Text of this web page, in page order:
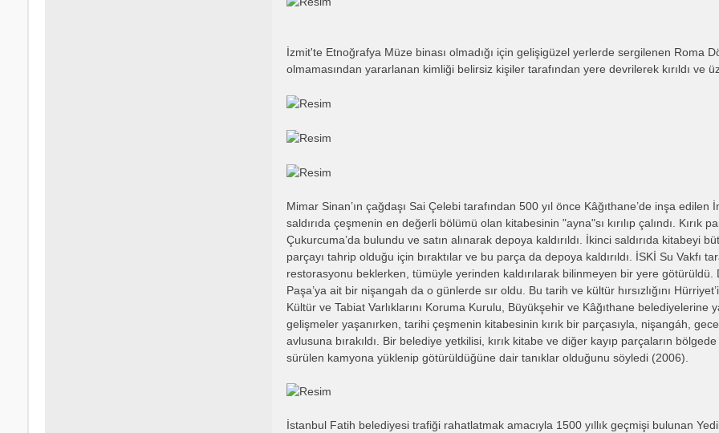
İzmit'te Etnoğrafya Müze binası olmadığı için gelişigüzel yerlerde sergilenen Roma
olmamasından yararlanan kimliği belirsiz kişiler tarafından yere devrilerek kırıldı ve
Mimar Sinan’ın çağdaşı Sai Çelebi tarafından 500 yıl önce Kâğıthane’de inşa
saldırıda çeşmenin en değerli bölümü olan kitabesinin "ayna"sı kırılıp çalındı. Kırık
Çukurcuma’da bulundu ve satın alınarak depoya kaldırıldı. İkinci saldırıda kitabeyi
parçayı tahrip olduğu için bıraktılar ve bu parça da depoya kaldırıldı. İSKİ Su Vakfı
restorasyonu beklerken, tümüyle yerinden kaldırılarak bilinmeyen bir yere götürüldü.
Paşa’ya ait bir nişangah da o günlerde sır oldu. Bu tarih ve kültür hırsızlığını
Kültür ve Tabiat Varlıklarını Koruma Kurulu, Büyükşehir ve Kâğıthane belediyelerine
gelişmeler yaşanırken, tarihi çeşmenin kitabesinin kırık bir parçasıyla, nişangáh,
avlusuna bırakıldı. Bir belediye yetkilisi, kırık kitabe ve diğer kayıp parçaların
sürülen kamyona yüklenip götürüldüğüne dair tanıklar olduğunu söyledi (2006).
İstanbul Fatih belediyesi trafiği rahatlatmak amacıyla 1500 yıllık geçmişi bulunan